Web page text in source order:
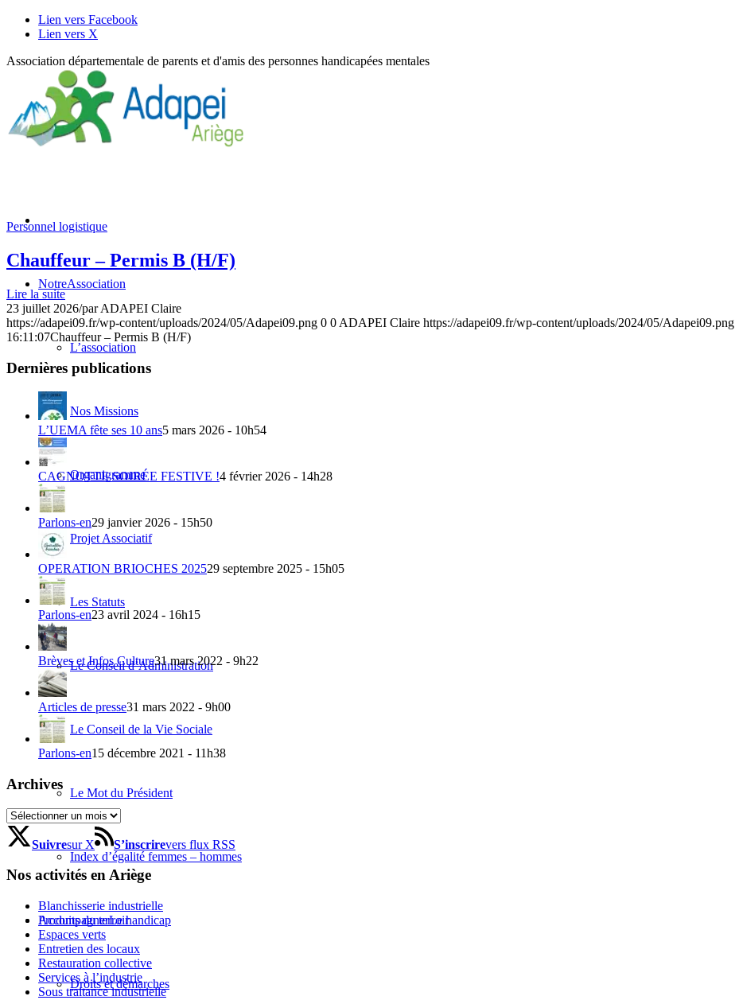
Lien vers Facebook
Lien vers X
Association départementale de parents et d'amis des personnes handicapées mentales
NotreAssociation
L’association
Nos Missions
Organigramme
Projet Associatif
Les Statuts
Le Conseil d’Administration
Le Conseil de la Vie Sociale
Le Mot du Président
Index d’égalité femmes – hommes
AccompagnerLe handicap
Droits et démarches
Personnel logistique
Chauffeur – Permis B (H/F)
Lire la suite
23 juillet 2026/parADAPEI Claire
https://adapei09.fr/wp-content/uploads/2024/05/Adapei09.png 0 0 ADAPEI Claire https://adapei09.fr/wp-content/uploads/2024/05/Adapei09.png
16:11:07Chauffeur – Permis B (H/F)
Dernières publications
L’UEMA fête ses 10 ans5 mars 2026 - 10h54
CAGNOTTE SOIRÉE FESTIVE !4 février 2026 - 14h28
Parlons-en29 janvier 2026 - 15h50
OPERATION BRIOCHES 202529 septembre 2025 - 15h05
Parlons-en23 avril 2024 - 16h15
Brèves et Infos Culture31 mars 2022 - 9h22
Articles de presse31 mars 2022 - 9h00
Parlons-en15 décembre 2021 - 11h38
Archives
Archives
Suivresur X S’inscrirevers flux RSS
Nos activités en Ariège
Blanchisserie industrielle
Produits du terroir
Espaces verts
Entretien des locaux
Restauration collective
Services à l’industrie
Sous traitance industrielle